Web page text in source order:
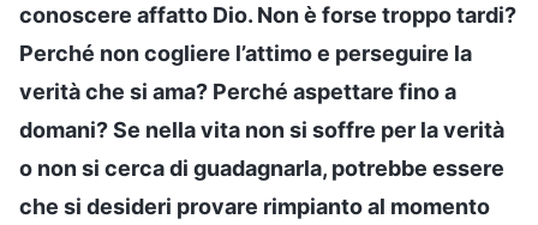
conoscere affatto Dio. Non è forse troppo tardi?
Perché non cogliere l’attimo e perseguire la
verità che si ama? Perché aspettare fino a
domani? Se nella vita non si soffre per la verità
o non si cerca di guadagnarla, potrebbe essere
che si desideri provare rimpianto al momento